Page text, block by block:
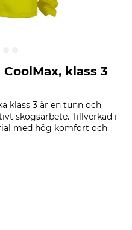
klass 3
klass 3 är en tunn och
skogsarbete. Tillverkad i
med hög komfort och